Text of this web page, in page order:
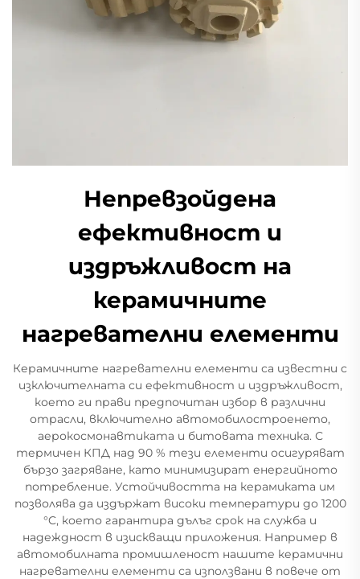
Непревзойдена
ефективност и
издръжливост на
керамичните
нагревателни елементи
Керамичните нагревателни елементи са известни с
изключителната си ефективност и издръжливост,
което ги прави предпочитан избор в различни
отрасли, включително автомобилостроенето,
аерокосмонавтиката и битовата техника. С
термичен КПД над 90 % тези елементи осигуряват
бързо загряване, като минимизират енергийното
потребление. Устойчивостта на керамиката им
позволява да издържат високи температури до 1200
°C, което гарантира дълъг срок на служба и
надеждност в изискващи приложения. Например в
автомобилната промишленост нашите керамични
нагревателни елементи са използвани в повече от